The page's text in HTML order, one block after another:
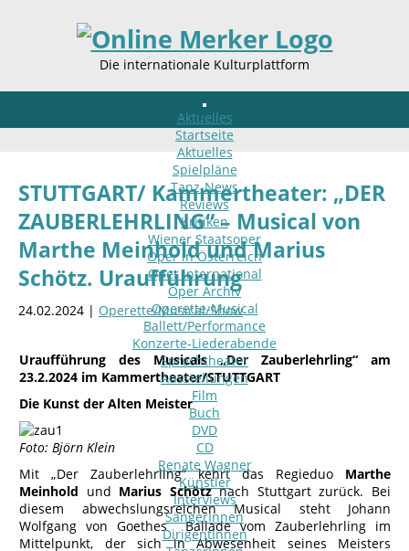
Die internationale Kulturplattform
Aktuelles
Startseite
Aktuelles
Spielpläne
Tanz-News
Reviews
Kritiken
Wiener Staatsoper
Oper in Österreich
Oper international
Oper Archiv
Operette-Musical
Ballett/Performance
Konzerte-Liederabende
Sprechtheater
Ausstellungen
Film
Buch
DVD
CD
Renate Wagner
Künstler
Interviews
SängerInnen
DirigentInnen
STUTTGART/ Kammertheater: „DER
ZAUBERLEHRLING“ – Musical von
Marthe Meinhold und Marius
Schötz. Uraufführung
24.02.2024 | Operette/Musical/Show
Uraufführung des Musicals „Der Zauberlehrling“ am
23.2.2024 im Kammertheater/STUTTGART
Die Kunst der Alten Meister
Foto: Björn Klein
Mit „Der Zauberlehrling“ kehrt das Regieduo Marthe
Meinhold und Marius Schötznach Stuttgart zurück. Bei
diesem abwechslungsreichen Musical steht Johann
Wolfgang von Goethes Ballade vom Zauberlehrling im
Mittelpunkt, der sich in Abwesenheit seines Meisters